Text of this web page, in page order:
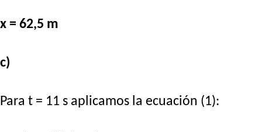
x = 62,5 m
c)
Para t = 11 s aplicamos la ecuación (1):